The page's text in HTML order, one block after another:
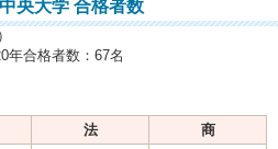
央大学 合格者数
年合格者数：67名
法
商